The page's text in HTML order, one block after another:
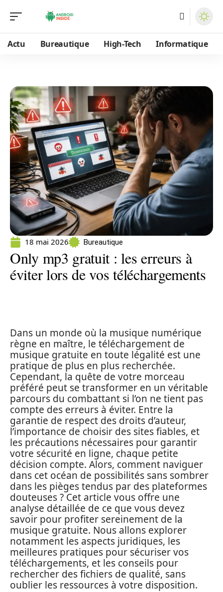
Actu Bureautique High-Tech Informatique
18 mai 2026 Bureautique
Only mp3 gratuit : les erreurs à
éviter lors de vos téléchargements
Dans un monde où la musique numérique
règne en maître, le téléchargement de
musique gratuite en toute légalité est une
pratique de plus en plus recherchée.
Cependant, la quête de votre morceau
préféré peut se transformer en un véritable
parcours du combattant si l’on ne tient pas
compte des erreurs à éviter. Entre la
garantie de respect des droits d’auteur,
l’importance de choisir des sites fiables, et
les précautions nécessaires pour garantir
votre sécurité en ligne, chaque petite
décision compte. Alors, comment naviguer
dans cet océan de possibilités sans sombrer
dans les pièges tendus par des plateformes
douteuses ? Cet article vous offre une
analyse détaillée de ce que vous devez
savoir pour profiter sereinement de la
musique gratuite. Nous allons explorer
notamment les aspects juridiques, les
meilleures pratiques pour sécuriser vos
téléchargements, et les conseils pour
rechercher des fichiers de qualité, sans
oublier les ressources à votre disposition.